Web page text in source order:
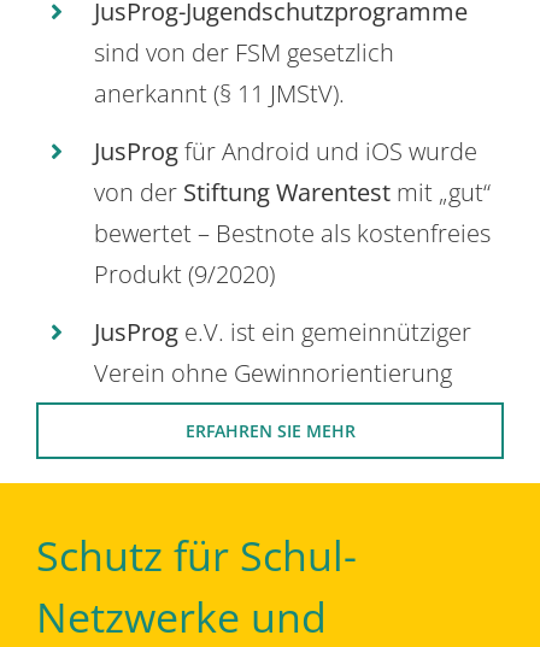
JusProg-Jugendschutzprogramme
sind von der FSM gesetzlich
anerkannt (§ 11 JMStV).
JusProgfür Android und iOS wurde
von der Stiftung Warentest mit „gut“
bewertet – Bestnote als kostenfreies
Produkt (9/2020)
JusProg e.V. ist ein gemeinnütziger
Verein ohne Gewinnorientierung
ERFAHREN SIE MEHR
Schutz für Schul-
Netzwerke und